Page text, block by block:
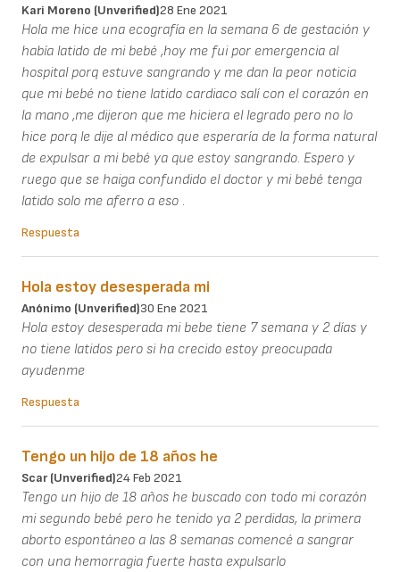
Kari Moreno (unverified)28 Ene 2021
Hola me hice una ecografía en la semana 6 de gestación y
había latido de mi bebé ,hoy me fui por emergencia al
hospital porq estuve sangrando y me dan la peor noticia
que mi bebé no tiene latido cardiaco salí con el corazón en
la mano ,me dijeron que me hiciera el legrado pero no lo
hice porq le dije al médico que esperaría de la forma natural
de expulsar a mi bebé ya que estoy sangrando. Espero y
ruego que se haiga confundido el doctor y mi bebé tenga
latido solo me aferro a eso .
Respuesta
Hola estoy desesperada mi
Anónimo (unverified)30 Ene 2021
Hola estoy desesperada mi bebe tiene 7 semana y 2 días y
no tiene latidos pero si ha crecido estoy preocupada
ayudenme
Respuesta
Tengo un hijo de 18 años he
Scar (unverified)24 Feb 2021
Tengo un hijo de 18 años he buscado con todo mi corazón
mi segundo bebé pero he tenido ya 2 perdidas, la primera
aborto espontáneo a las 8 semanas comencé a sangrar
con una hemorragia fuerte hasta expulsarlo